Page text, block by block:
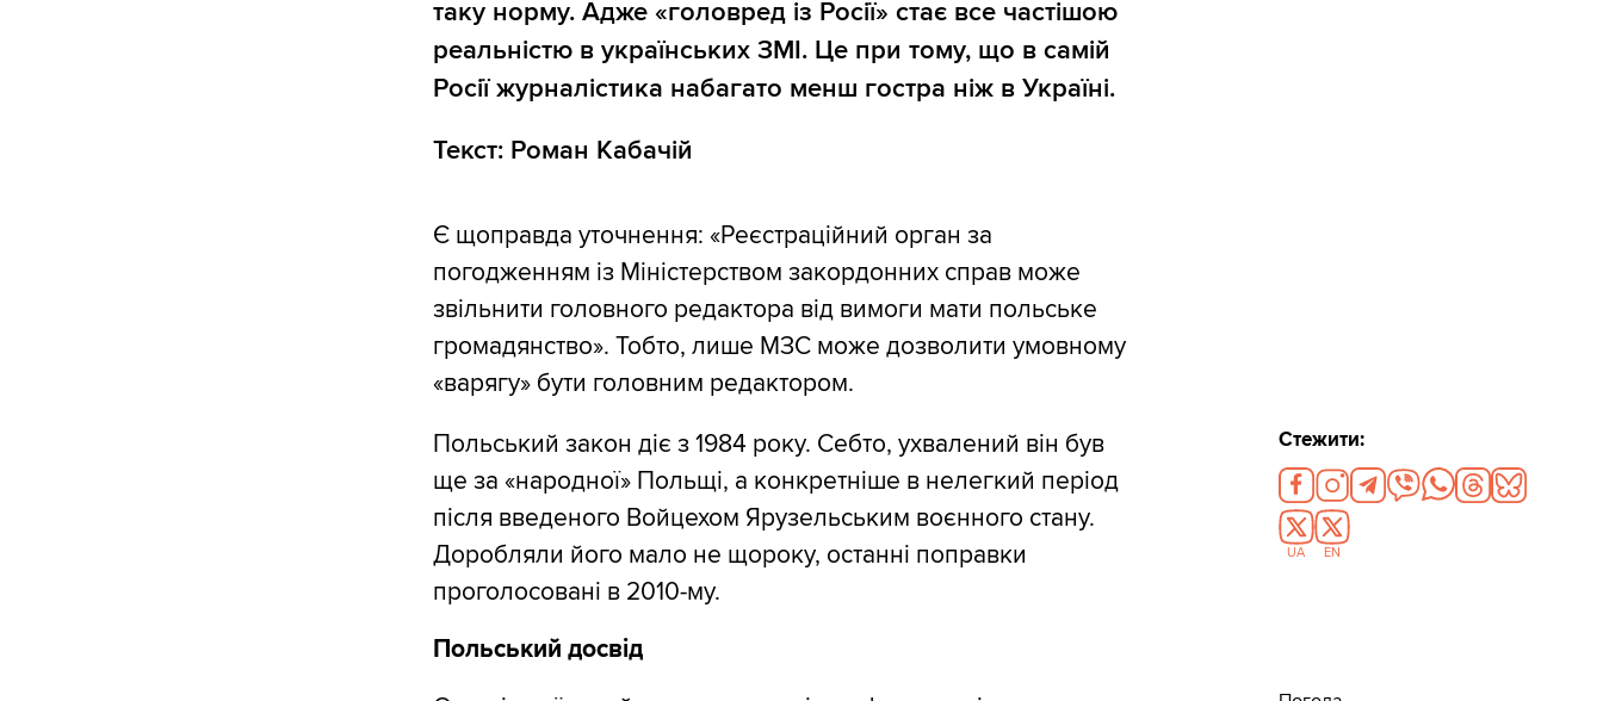
таку норму. Адже «головред із Росії» стає все частішою
реальністю в українських ЗМІ. Це при тому, що в самій
Росії журналістика набагато менш гостра ніж в Україні.
Текст: Роман Кабачій
Є щоправда уточнення: «Реєстраційний орган за
погодженням із Міністерством закордонних справ може
звільнити головного редактора від вимоги мати польське
громадянство». Тобто, лише МЗС може дозволити умовному
«варягу» бути головним редактором.
Польський закон діє з 1984 року. Себто, ухвалений він був
ще за «народної» Польщі, а конкретніше в нелегкий період
після введеного Войцехом Ярузельським воєнного стану.
Доробляли його мало не щороку, останні поправки
проголосовані в 2010-му.
Польський досвід
Стежити:
UA EN